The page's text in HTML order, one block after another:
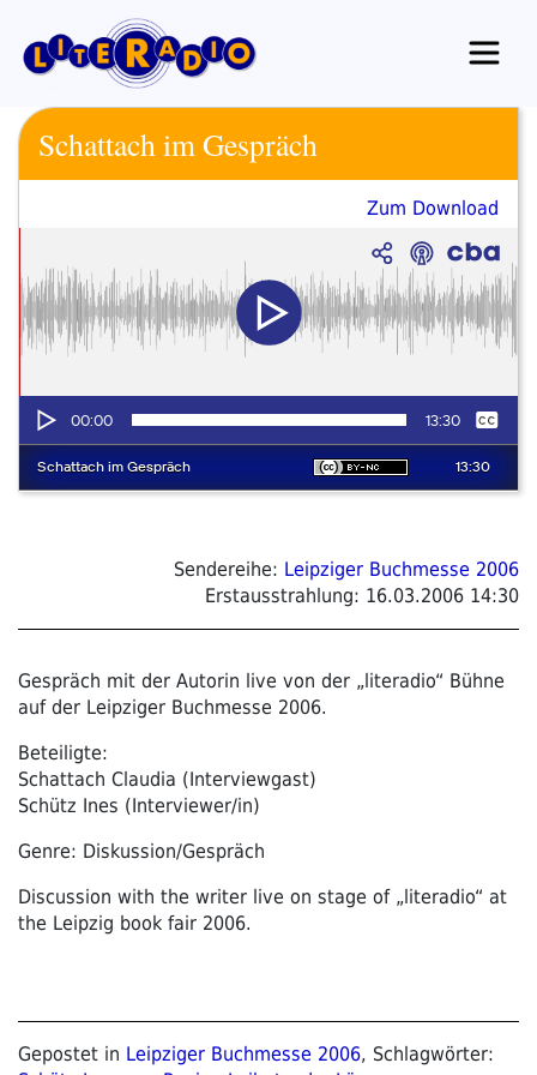
Inhalt
springen
Schattach im Gespräch
Zum Download
Sendereihe: Leipziger Buchmesse 2006
Erstausstrahlung: 16.03.2006 14:30
Gespräch mit der Autorin live von der „literadio“ Bühne
auf der Leipziger Buchmesse 2006.
Beteiligte:
Schattach Claudia (Interviewgast)
Schütz Ines (Interviewer/in)
Genre: Diskussion/Gespräch
Discussion with the writer live on stage of „literadio“ at
the Leipzig book fair 2006.
Gepostet in Leipziger Buchmesse 2006, Schlagwörter: